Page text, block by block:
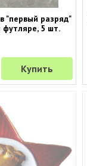
"первый разряд"
футляре, 5 шт.
Купить